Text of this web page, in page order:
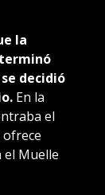
la
decidió
En la
el
el Muelle